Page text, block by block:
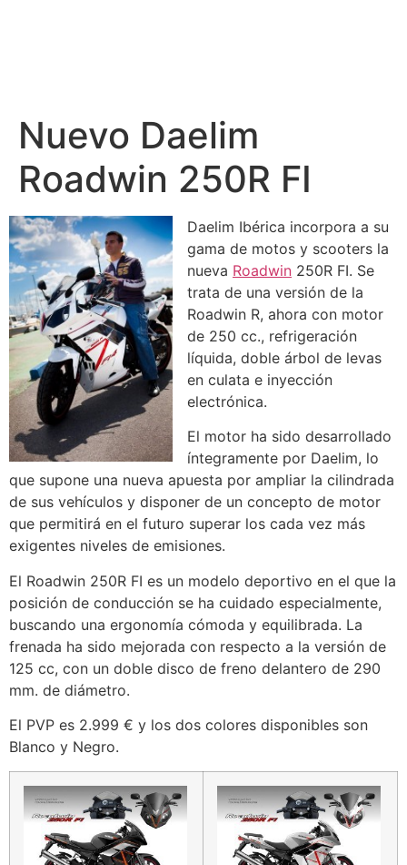
Nuevo Daelim
Roadwin 250R FI
Daelim Ibérica incorpora a su
gama de motos y scooters la
nueva Roadwin 250R FI. Se
trata de una versión de la
Roadwin R, ahora con motor
de 250 cc., refrigeración
líquida, doble árbol de levas
en culata e inyección
electrónica.
El motor ha sido desarrollado
íntegramente por Daelim, lo
que supone una nueva apuesta por ampliar la cilindrada
de sus vehículos y disponer de un concepto de motor
que permitirá en el futuro superar los cada vez más
exigentes niveles de emisiones.
El Roadwin 250R FI es un modelo deportivo en el que la
posición de conducción se ha cuidado especialmente,
buscando una ergonomía cómoda y equilibrada. La
frenada ha sido mejorada con respecto a la versión de
125 cc, con un doble disco de freno delantero de 290
mm. de diámetro.
El PVP es 2.999 € y los dos colores disponibles son
Blanco y Negro.